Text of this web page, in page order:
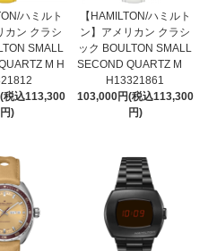
ハミルト
カン クラシ
SMALL
M H
税込113,300
円)
【HAMILTON/ハミルト
ン】アメリカン クラシ
ック BOULTON SMALL
SECOND QUARTZ M
H13321861
103,000円(税込113,300
円)